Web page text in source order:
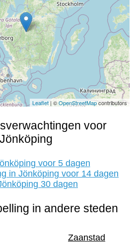
Leaflet | ©OpenStreetMapcontributors
voor
Jönköping
voor 5 dagen
in Jönköping voor 14 dagen
30 dagen
in andere steden
Zaanstad